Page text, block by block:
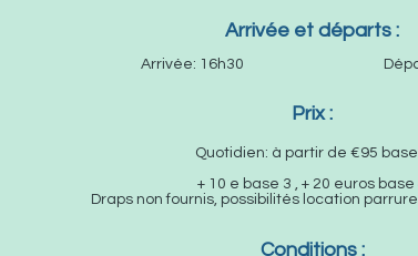
Arrivée et départs :
Arrivée: 16h30 Départ:
Prix :
Quotidien: à partir de €95
+ 10 e base 3 , + 20 euros base
Draps non fournis, possibilités location parrure
Conditions :